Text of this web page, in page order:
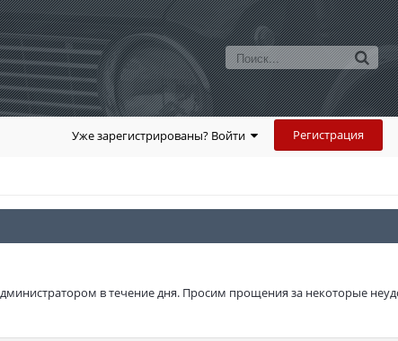
Уже зарегистрированы? Войти Регистрация
в течение дня. Просим прощения за некоторые